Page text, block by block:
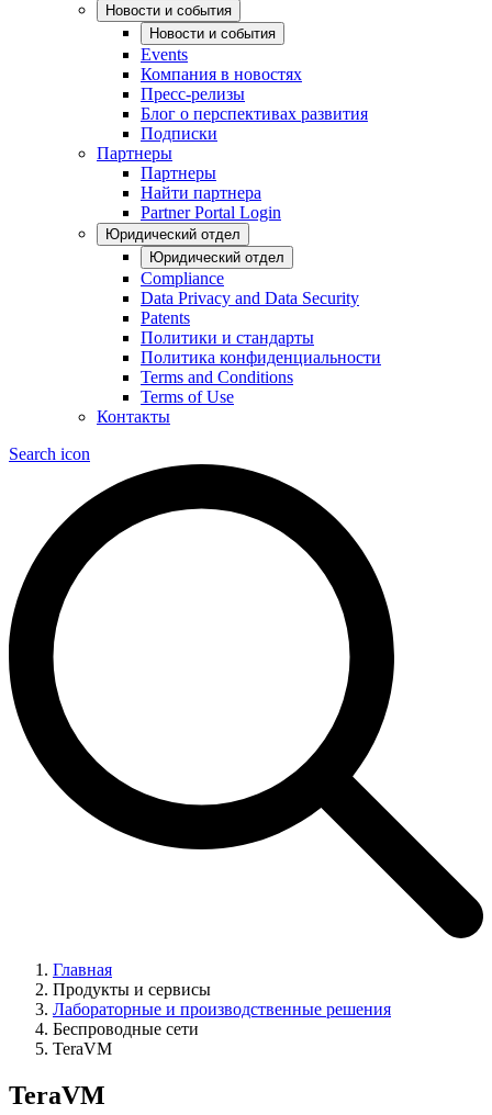
Новости и события
Новости и события
Events
Компания в новостях
Пресс-релизы
Блог о перспективах развития
Подписки
Партнеры
Партнеры
Найти партнера
Partner Portal Login
Юридический отдел
Юридический отдел
Compliance
Data Privacy and Data Security
Patents
Политики и стандарты
Политика конфиденциальности
Terms and Conditions
Terms of Use
Контакты
Search icon
Главная
Продукты и сервисы
Лабораторные и производственные решения
Беспроводные сети
TeraVM
TeraVM